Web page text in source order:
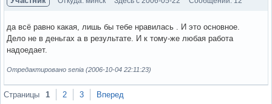
да всё равно какая, лишь бы тебе нравилась . И это основное.
Дело не в деньгах а в результате. И к тому-же любая работа
надоедает.
Отредактировано senia (2006-10-04 22:11:23)
Вне форума
Страницы 1 2 3 Вперед